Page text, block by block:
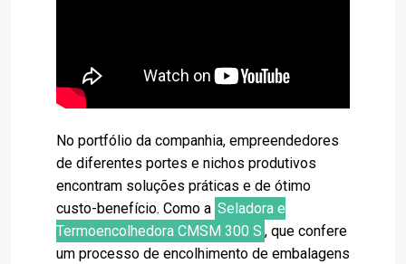
No portfólio da companhia, empreendedores
de diferentes portes e nichos produtivos
encontram soluções práticas e de ótimo
custo-benefício. Como a Seladora e
Termoencolhedora CMSM 300 S , que confere
um processo de encolhimento de embalagens